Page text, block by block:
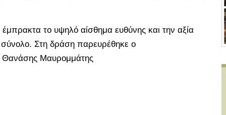
το υψηλό αίσθημα ευθύνης και την αξία
σύνολο. Στη δράση παρευρέθηκε ο
Θανάσης Μαυρομμάτης